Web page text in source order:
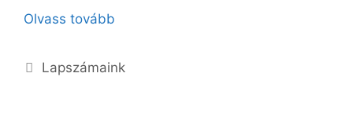
Olvass tovább
Kategória
Lapszámaink